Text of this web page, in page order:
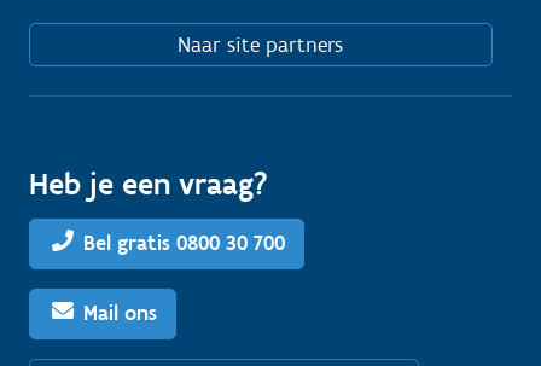
Naar site partners
Heb je een vraag?
Bel gratis 0800 30 700
Mail ons